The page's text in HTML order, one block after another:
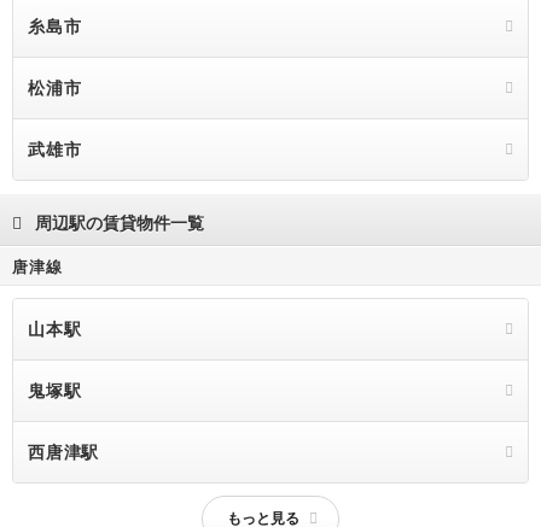
糸島市
松浦市
武雄市
周辺駅の賃貸物件一覧
唐津線
山本駅
鬼塚駅
西唐津駅
もっと見る